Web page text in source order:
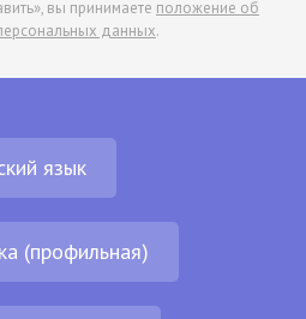
вы принимаете положение об
данных.
язык
(профильная)